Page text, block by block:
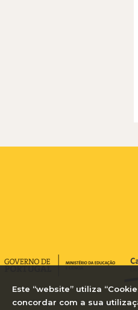
2026 © Royal School of Languages
Este “website” utiliza
concordar com a sua